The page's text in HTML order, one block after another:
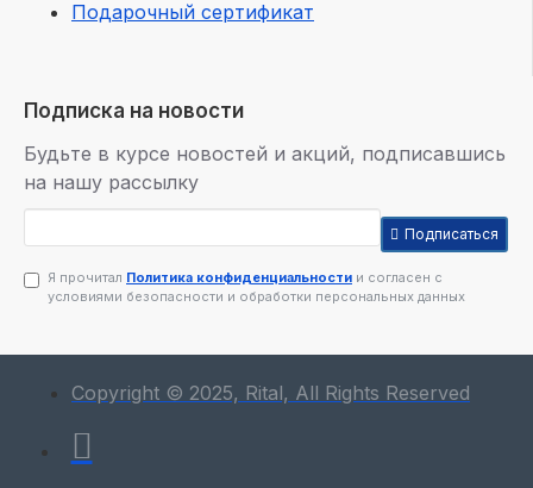
Подарочный сертификат
Подписка на новости
Будьте в курсе новостей и акций, подписавшись
на нашу рассылку
Подписаться
Я прочитал Политика конфиденциальности и согласен с
условиями безопасности и обработки персональных данных
Copyright © 2025, Rital, All Rights Reserved